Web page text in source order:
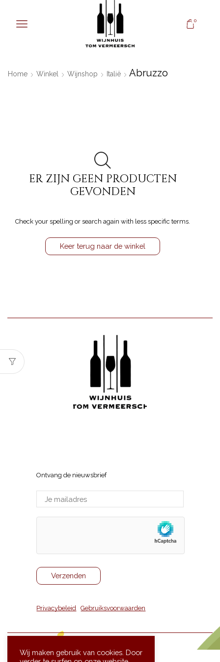
0
Home Winkel Wijnshop Italië Abruzzo
ER ZIJN GEEN PRODUCTEN
GEVONDEN
Check your spelling or search again with less specific terms.
Keer terug naar de winkel
Ontvang de nieuwsbrief
Privacybeleid |Gebruiksvoorwaarden
Wij maken gebruik van cookies. Door